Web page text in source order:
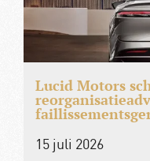
Lucid Motors
15 juli 2026